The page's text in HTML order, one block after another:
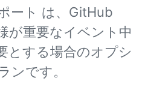
ート は、GitHub
が重要なイベント中
とする場合のオプシ
ンです。